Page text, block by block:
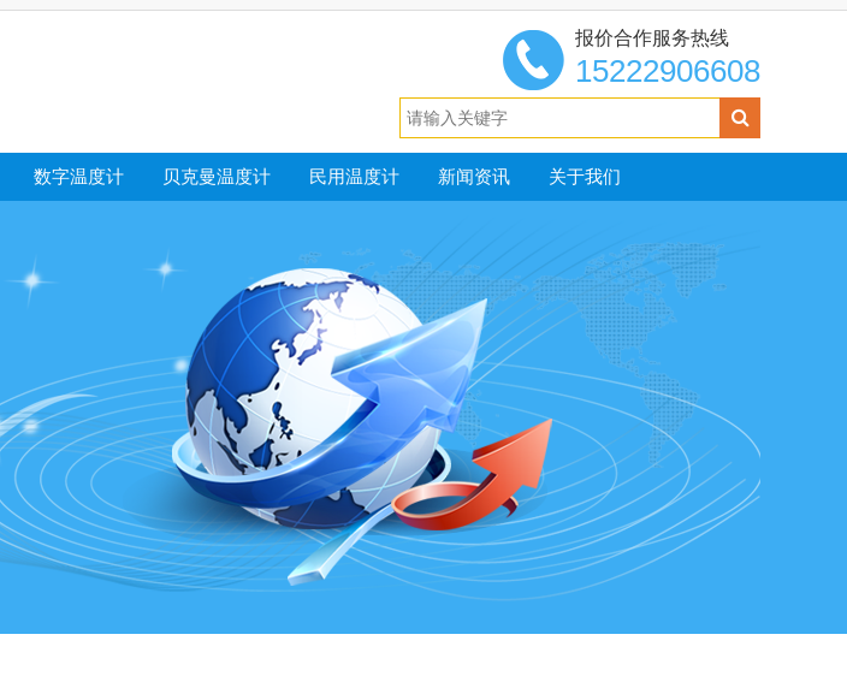
报价合作服务热线
15222906608
数字温度计 贝克曼温度计 民用温度计 新闻资讯 关于我们